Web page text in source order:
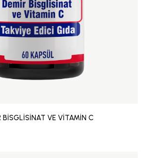
BİSGLİSİNAT VE VİTAMİN C